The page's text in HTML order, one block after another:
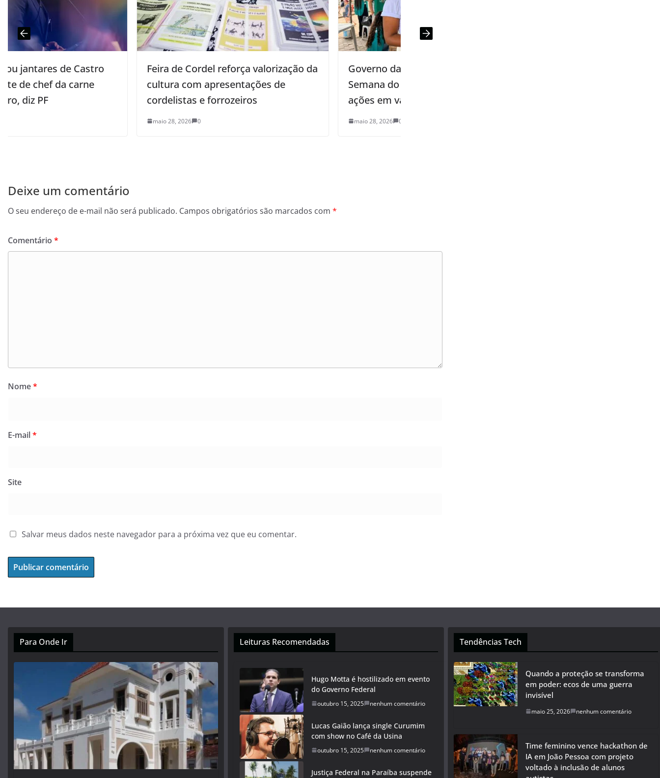
Feira de Cordel reforça valorização da
cultura com apresentações de
cordelistas e forrozeiros
Governo da Paraíba promove
Semana do Meio Ambiente com
ações em várias regiões do estado
Deixe um comentário
O seu endereço de e-mail não será publicado. Campos obrigatórios são marcados com *
Comentário *
Nome*
E-mail*
Site
Salvar meus dados neste navegador para a próxima vez que eu comentar.
Para Onde Ir Leituras Recomendadas
Hugo Motta é hostilizado em evento
do Governo Federal
outubro 15, 2025 nenhum comentário
Lucas Gaião lança single Curumim
com show no Café da Usina
outubro 15, 2025 nenhum comentário
Justiça Federal na Paraíba suspende
Tendências Tech
Quando a proteção se transforma
em poder: ecos de uma guerra
invisível
maio 25, 2026 nenhum comentário
Time feminino vence hackathon de
IA em João Pessoa com projeto
voltado à inclusão de alunos